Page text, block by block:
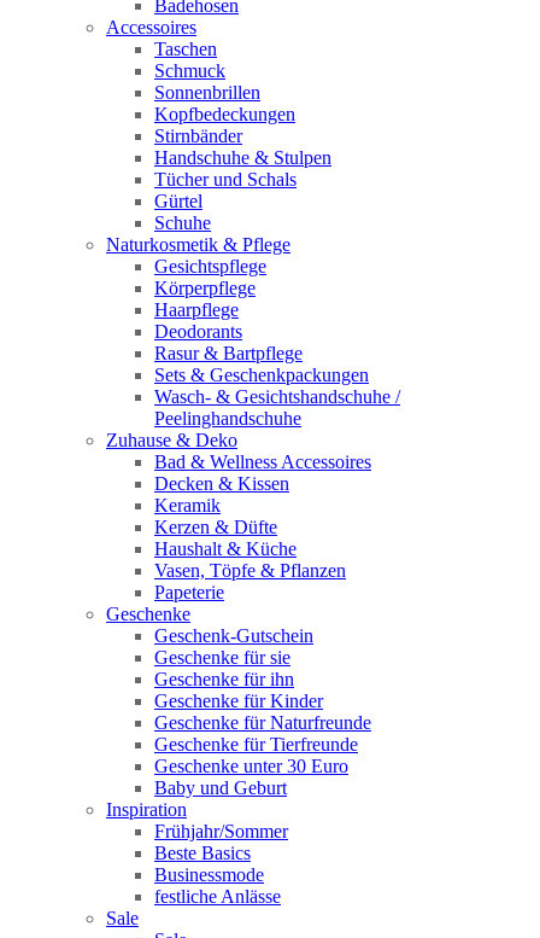
Badehosen
Accessoires
Taschen
Schmuck
Sonnenbrillen
Kopfbedeckungen
Stirnbänder
Handschuhe & Stulpen
Tücher und Schals
Gürtel
Schuhe
Naturkosmetik & Pflege
Gesichtspflege
Körperpflege
Haarpflege
Deodorants
Rasur & Bartpflege
Sets & Geschenkpackungen
Wasch‑ & Gesichtshandschuhe /
Peelinghandschuhe
Zuhause & Deko
Bad & Wellness Accessoires
Decken & Kissen
Keramik
Kerzen & Düfte
Haushalt & Küche
Vasen, Töpfe & Pflanzen
Papeterie
Geschenke
Geschenk-Gutschein
Geschenke für sie
Geschenke für ihn
Geschenke für Kinder
Geschenke für Naturfreunde
Geschenke für Tierfreunde
Geschenke unter 30 Euro
Baby und Geburt
Inspiration
Frühjahr/Sommer
Beste Basics
Businessmode
festliche Anlässe
Sale